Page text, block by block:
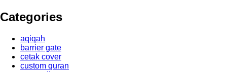
Categories
aqiqah
barrier gate
cetak cover
custom quran